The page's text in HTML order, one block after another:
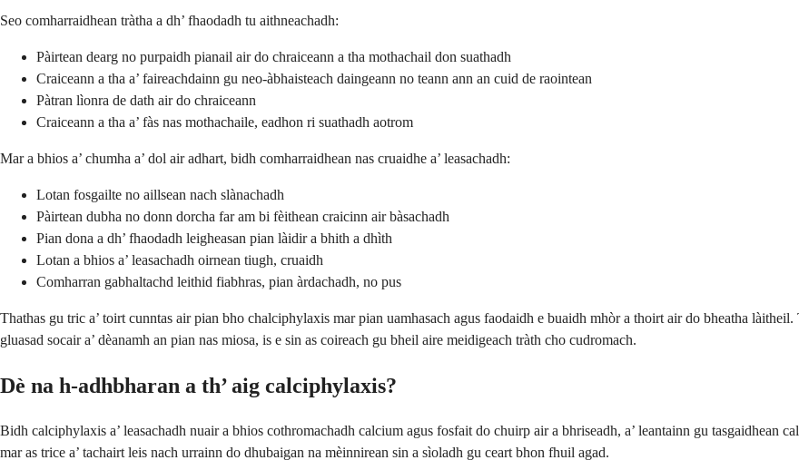
Seo comharraidhean tràtha a dh’ fhaodadh tu aithneachadh:
Pàirtean dearg no purpaidh pianail air do chraiceann a tha mothachail don suathadh
Craiceann a tha a’ faireachdainn gu neo-àbhaisteach daingeann no teann ann an cuid de raointean
Pàtran lìonra de dath air do chraiceann
Craiceann a tha a’ fàs nas mothachaile, eadhon ri suathadh aotrom
Mar a bhios a’ chumha a’ dol air adhart, bidh comharraidhean nas cruaidhe a’ leasachadh:
Lotan fosgailte no aillsean nach slànachadh
Pàirtean dubha no donn dorcha far am bi fèithean craicinn air bàsachadh
Pian dona a dh’ fhaodadh leigheasan pian làidir a bhith a dhìth
Lotan a bhios a’ leasachadh oirnean tiugh, cruaidh
Comharran gabhaltachd leithid fiabhras, pian àrdachadh, no pus
Thathas gu tric a’ toirt cunntas air pian bho chalciphylaxis mar pian uamhasach agus faodaidh e buaidh mhòr a thoirt air do bheatha
gluasad socair a’ dèanamh an pian nas miosa, is e sin as coireach gu bheil aire meidigeach tràth cho cudromach.
Dè na h-adhbharan a th’ aig calciphylaxis?
Bidh calciphylaxis a’ leasachadh nuair a bhios cothromachadh calcium agus fosfait do chuirp air a bhriseadh, a’ leantainn gu tasgaidhean
mar as trice a’ tachairt leis nach urrainn do dhubaigan na mèinnirean sin a sìoladh gu ceart bhon fhuil agad.